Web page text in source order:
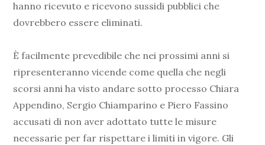
hanno ricevuto e ricevono sussidi pubblici che
dovrebbero essere eliminati.
È facilmente prevedibile che nei prossimi anni si
ripresenteranno vicende come quella che negli
scorsi anni ha visto andare sotto processo Chiara
Appendino, Sergio Chiamparino e Piero Fassino
accusati di non aver adottato tutte le misure
necessarie per far rispettare i limiti in vigore. Gli